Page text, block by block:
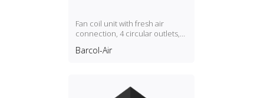
Fan coil unit with fresh air
connection, 4 circular outlets,
Barcol-Air